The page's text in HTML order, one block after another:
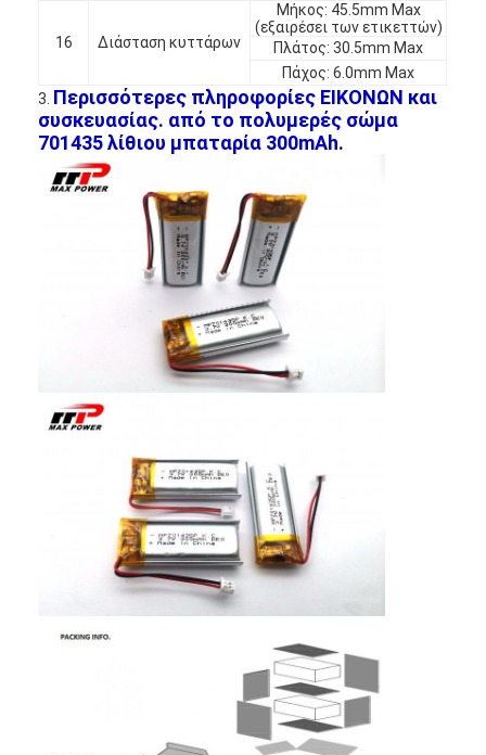
μπαταρία λίθιου lifepo4
ιονικές επαναφορτιζόμενες μπαταρίες λίθιου
Μπαταρία Lithium Polymer
μπαταρίες ενεργειακής αποθήκευσης
NiMH επαναφορτιζόμενες μπαταρίες
NiCd επαναφορτιζόμενες μπαταρίες
LCD φορτιστής μπαταρίας
πακέτα μπαταριών NiMH
Pack μπαταριών NiCd
πακέτα μπαταριών ιόντων λιθίου
φακός επαναφορτιζόμενη μπαταρία
μπαταρία φωτισμού έκτακτης ανάγκης
Μπαταρία λι Socl2
16 Διάσταση κυττάρων
Μήκος: 45.5mm Max
(εξαιρέσει των ετικεττών)
Πλάτος: 30.5mm Max
Πάχος: 6.0mm Max
3. Περισσότερες πληροφορίες ΕΙΚΟΝΩΝ και
συσκευασίας. από το πολυμερές σώμα
701435 λίθιου μπαταρία 300mAh.